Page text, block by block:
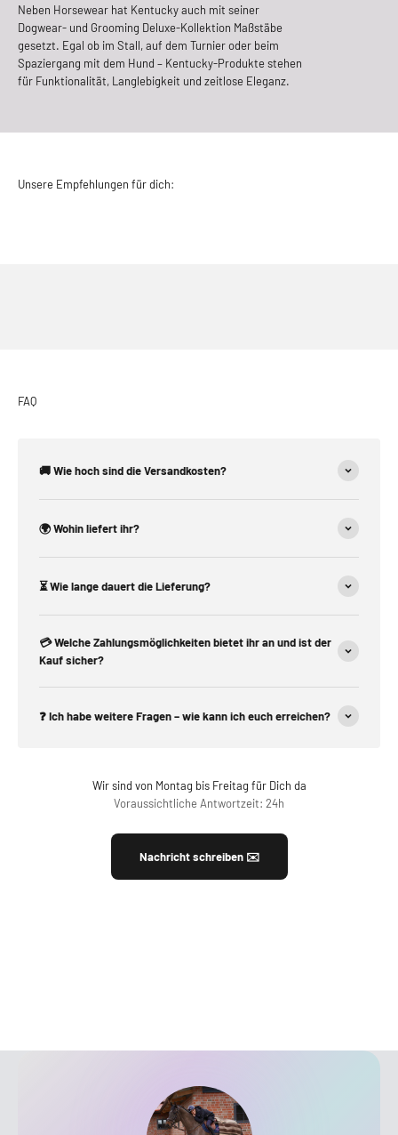
Neben Horsewear hat Kentucky auch mit seiner
Dogwear- und Grooming Deluxe-Kollektion Maßstäbe
gesetzt. Egal ob im Stall, auf dem Turnier oder beim
Spaziergang mit dem Hund – Kentucky-Produkte stehen
für Funktionalität, Langlebigkeit und zeitlose Eleganz.
FAQ
🚚 Wie hoch sind die Versandkosten?
🌍 Wohin liefert ihr?
⏳ Wie lange dauert die Lieferung?
💳 Welche Zahlungsmöglichkeiten bietet ihr an und ist der
Kauf sicher?
❓ Ich habe weitere Fragen – wie kann ich euch erreichen?
Wir sind von Montag bis Freitag für Dich da
Voraussichtliche Antwortzeit: 24h
Nachricht schreiben ✉️